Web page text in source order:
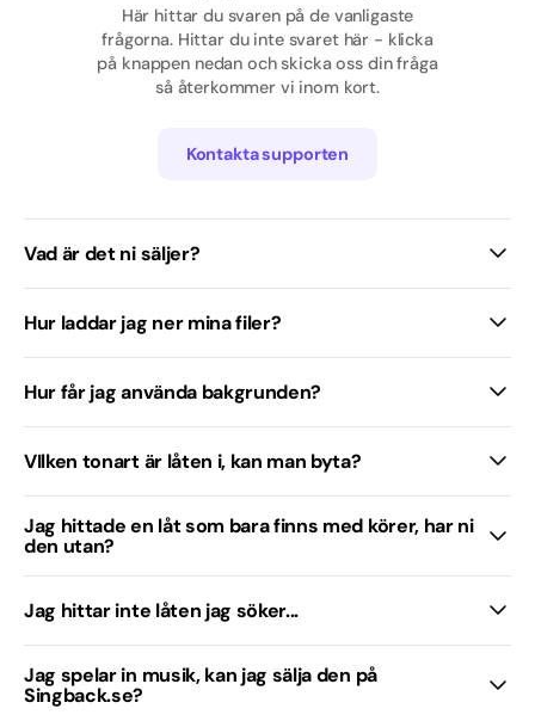
Här hittar du svaren på de vanligaste
frågorna. Hittar du inte svaret här - klicka
på knappen nedan och skicka oss din fråga
så återkommer vi inom kort.
Kontakta supporten
Vad är det ni säljer?
Hur laddar jag ner mina filer?
Hur får jag använda bakgrunden?
VIlken tonart är låten i, kan man byta?
Jag hittade en låt som bara finns med körer, har ni
den utan?
Jag hittar inte låten jag söker...
Jag spelar in musik, kan jag sälja den på
Singback.se?